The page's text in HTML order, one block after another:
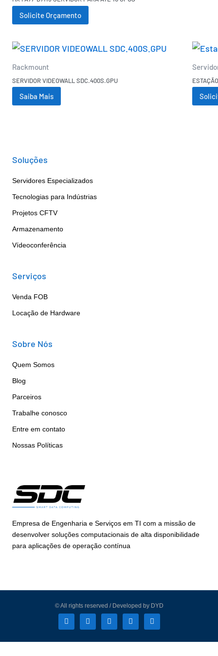
Solicite Orçamento
Rackmount
SERVIDOR VIDEOWALL SDC.400S.GPU
Saiba Mais
Soluções
Servidores Especializados
Tecnologias para Indústrias
Projetos CFTV
Armazenamento
Vídeoconferência
Serviços
Venda FOB
Locação de Hardware
Sobre Nós
Quem Somos
Blog
Parceiros
Trabalhe conosco
Entre em contato
Nossas Políticas
Empresa de Engenharia e Serviços em TI com a missão de
desenvolver soluções computacionais de alta disponibilidade
para aplicações de operação contínua
© All rights reserved / Developed by DYD
L
i
n
F
a
c
I
n
s
T
w
i
Y
o
u